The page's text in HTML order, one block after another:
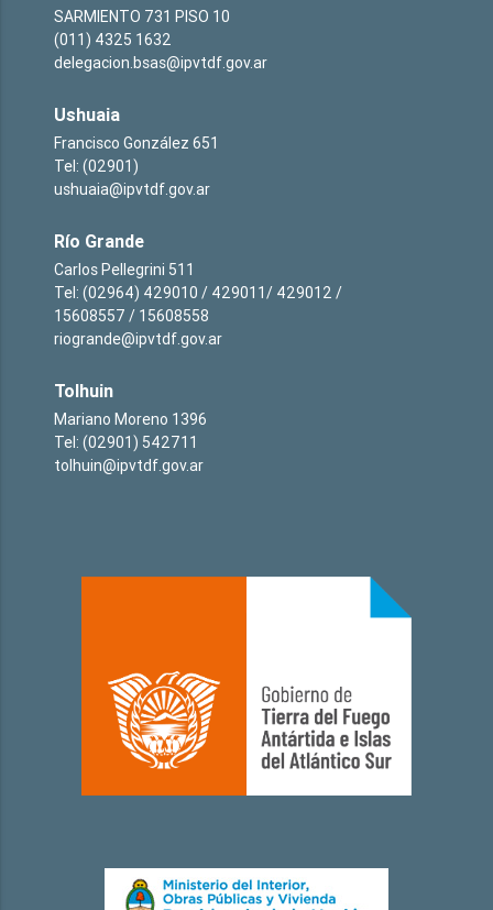
SARMIENTO 731 PISO 10
(011) 4325 1632
delegacion.bsas@ipvtdf.gov.ar
Ushuaia
Francisco González 651
Tel: (02901)
ushuaia@ipvtdf.gov.ar
Río Grande
Carlos Pellegrini 511
Tel: (02964) 429010 / 429011/ 429012 /
15608557 / 15608558
riogrande@ipvtdf.gov.ar
Tolhuin
Mariano Moreno 1396
Tel: (02901) 542711
tolhuin@ipvtdf.gov.ar